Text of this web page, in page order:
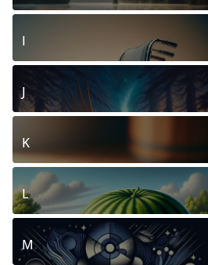
I
J
K
L
M